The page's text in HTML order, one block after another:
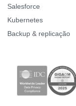
Salesforce
Kubernetes
Backup & replicação